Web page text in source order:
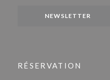
NEWSLETTER
RÉSERVATION